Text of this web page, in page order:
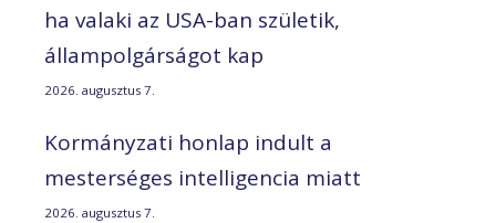
ha valaki az USA-ban születik,
állampolgárságot kap
2026. augusztus 7.
Kormányzati honlap indult a
mesterséges intelligencia miatt
2026. augusztus 7.